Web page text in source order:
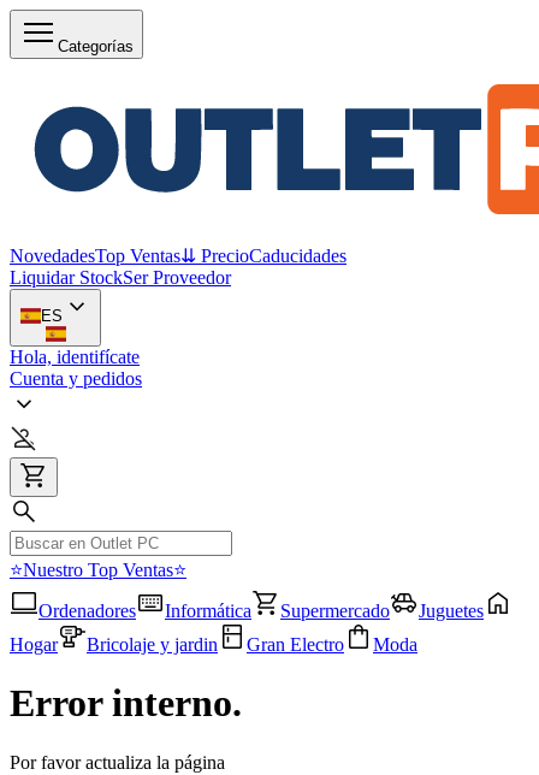
Categorías
NovedadesTop Ventas⇊ PrecioCaducidades
Liquidar StockSer Proveedor
ES
Hola, identifícate
Cuenta y pedidos
⭐Nuestro Top Ventas⭐
Ordenadores
Informática Supermercado
Juguetes
Hogar
Bricolaje y jardin Gran Electro Moda
Error interno.
Por favor actualiza la página